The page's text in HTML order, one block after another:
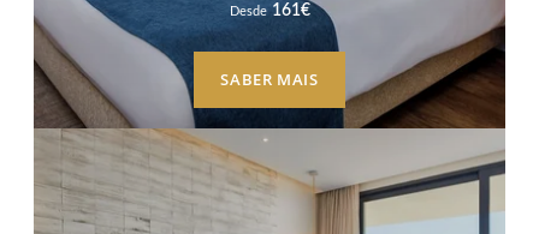
Desde 161€
SABER MAIS